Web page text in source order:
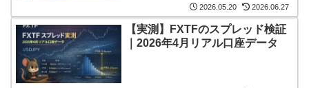
2026.05.20 2026.06.27
【実測】FXTFのスプレッド検証
｜2026年4月リアル口座データ